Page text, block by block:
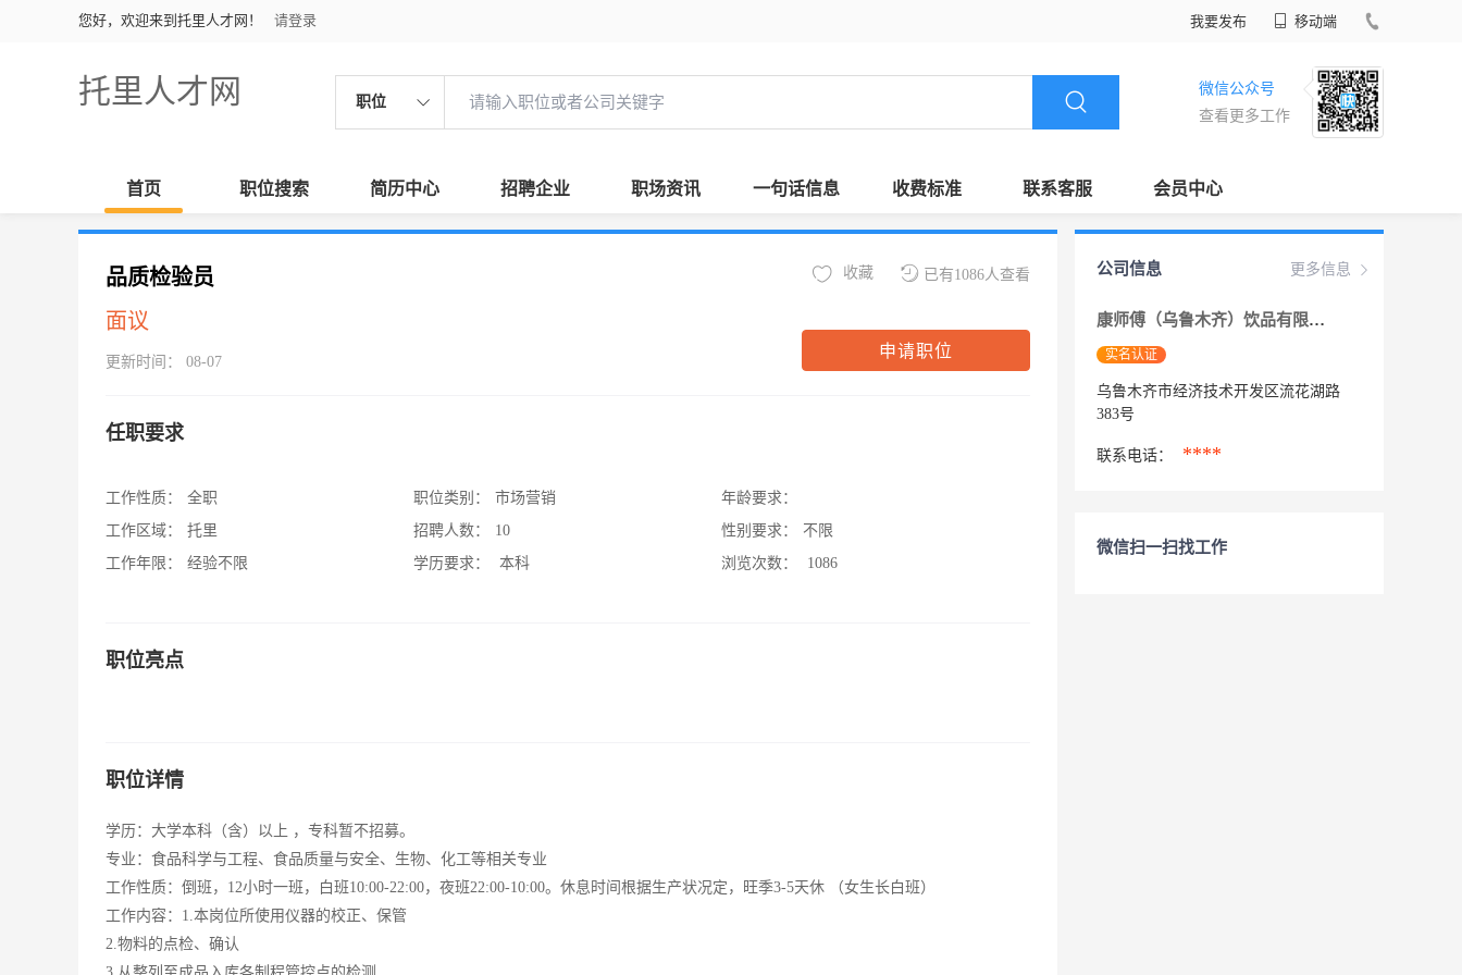
您好，欢迎来到托里人才网！ 请登录 我要发布 移动端
托里人才网 职位
微信公众号
查看更多工作
首页 职位搜索 简历中心 招聘企业 职场资讯 一句话信息 收费标准 联系客服 会员中心
品质检验员
面议
更新时间： 08-07
已有1086人查看
收藏
申请职位
任职要求
工作性质：
全职
工作区域：
托里
工作年限：
经验不限
职位类别：
市场营销
招聘人数：
10
学历要求：
本科
年龄要求：
性别要求：
不限
浏览次数：
1086
职位亮点
职位详情
学历：大学本科（含）以上 ，专科暂不招募。
专业：食品科学与工程、食品质量与安全、生物、化工等相关专业
工作性质：倒班，12小时一班，白班10:00-22:00，夜班22:00-10:00。休息时间根据生产状况定，旺季3-5天休 （女生长白班）
工作内容：1.本岗位所使用仪器的校正、保管
2.物料的点检、确认
更多信息
公司信息
康师傅（乌鲁木齐）饮品有限公司
实名认证
乌鲁木齐市经济技术开发区流花湖路
383号
联系电话： ****
微信扫一扫找工作